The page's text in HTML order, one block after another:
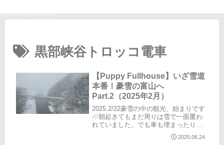
黒部峡谷トロッコ電車
【Puppy Fullhouse】いざ雪道
本番！豪雪の富山へ
Part.2（2025年2月）
2025.2/22豪雪の中の観光、始まりです
☃朝起きてもまだ周りは雪で一面覆わ
れていました。でも車も埋まったりせ
ず、ドアもちゃんと開いて、無事閉じ
込められずにすみました😌こちらから
2025.06.24